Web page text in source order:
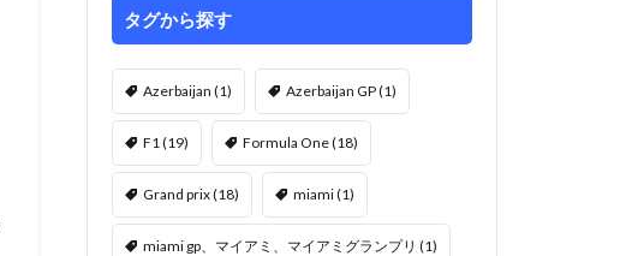
タグから探す
Azerbaijan (1) Azerbaijan GP(1)
F1(19) Formula One(18)
Grand prix(18) miami(1)
miami gp、マイアミ、マイアミグランプリ (1)